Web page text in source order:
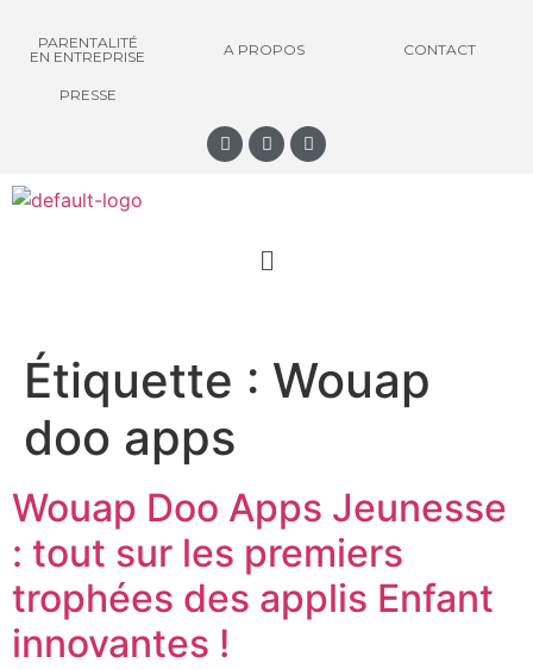
PARENTALITÉ
EN ENTREPRISE
A PROPOS CONTACT
PRESSE
Étiquette : Wouap
doo apps
Wouap Doo Apps Jeunesse
: tout sur les premiers
trophées des applis Enfant
innovantes !